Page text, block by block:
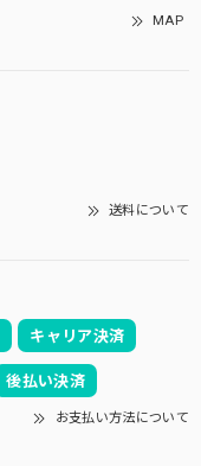
MAP
送料について
キャリア決済
後払い決済
お支払い方法について